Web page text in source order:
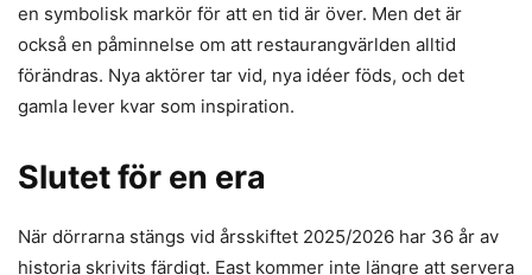
en symbolisk markör för att en tid är över. Men det är
också en påminnelse om att restaurangvärlden alltid
förändras. Nya aktörer tar vid, nya idéer föds, och det
gamla lever kvar som inspiration.
Slutet för en era
När dörrarna stängs vid årsskiftet 2025/2026 har 36 år av
historia skrivits färdigt. East kommer inte längre att servera